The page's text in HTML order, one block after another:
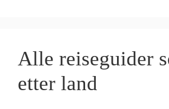
Alle reiseguider
etter land